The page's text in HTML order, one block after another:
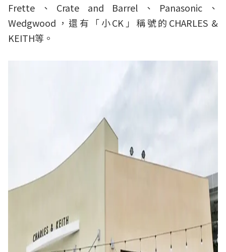
Frette、Crate and Barrel、Panasonic、
Wedgwood，還有「小CK」稱號的CHARLES &
KEITH等。